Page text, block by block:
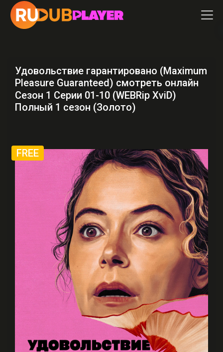
Удовольствие гарантировано (Maximum
Pleasure Guaranteed) смотреть онлайн
Сезон 1 Серии 01-10 (WEBRip XviD)
Полный 1 сезон (Золото)
FREE